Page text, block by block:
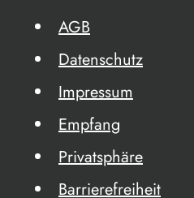
AGB
Datenschutz
Impressum
Empfang
Privatsphäre
Barrierefreiheit